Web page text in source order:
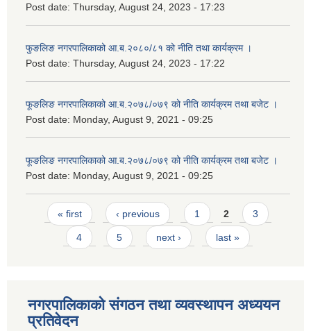
Post date: Thursday, August 24, 2023 - 17:23
फुङलिङ नगरपालिकाको आ.ब.२०८०/८१ को नीति तथा कार्यक्रम ।
Post date: Thursday, August 24, 2023 - 17:22
फूङलिङ नगरपालिकाको आ.ब.२०७८/०७९ को नीति कार्यक्रम तथा बजेट ।
Post date: Monday, August 9, 2021 - 09:25
फूङलिङ नगरपालिकाको आ.ब.२०७८/०७९ को नीति कार्यक्रम तथा बजेट ।
Post date: Monday, August 9, 2021 - 09:25
Pages
« first ‹ previous 1 2 3
4 5 next › last »
नगरपालिकाको संगठन तथा व्यवस्थापन अध्ययन
प्रतिवेदन